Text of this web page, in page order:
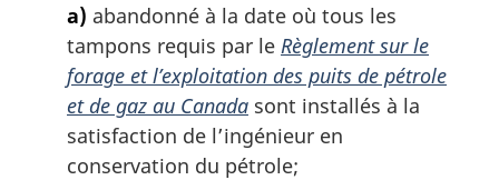
a) abandonné à la date où tous les
tampons requis par le Règlement sur le
forage et l’exploitation des puits de pétrole
et de gaz au Canada sont installés à la
satisfaction de l’ingénieur en
conservation du pétrole;